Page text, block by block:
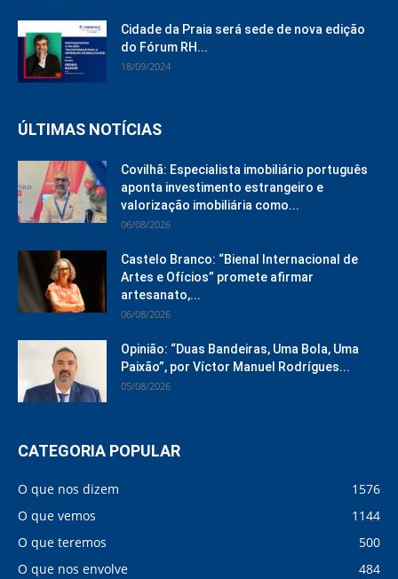
Cidade da Praia será sede de nova edição
do Fórum RH...
18/09/2024
ÚLTIMAS NOTÍCIAS
Covilhã: Especialista imobiliário português
aponta investimento estrangeiro e
valorização imobiliária como...
06/08/2026
Castelo Branco: “Bienal Internacional de
Artes e Ofícios” promete afirmar
artesanato,...
06/08/2026
Opinião: “Duas Bandeiras, Uma Bola, Uma
Paixão”, por Víctor Manuel Rodrígues...
05/08/2026
CATEGORIA POPULAR
O que nos dizem
1576
O que vemos
1144
O que teremos
500
O que nos envolve
484